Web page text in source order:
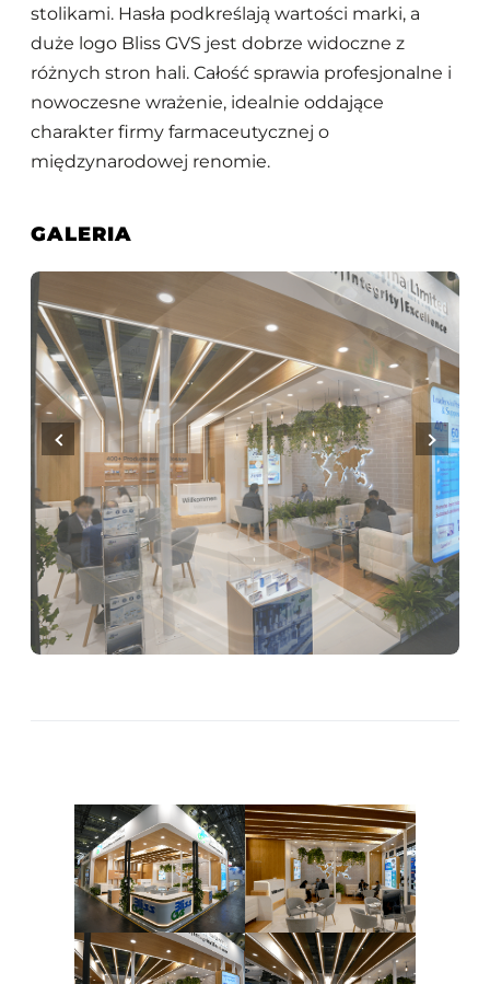
stolikami. Hasła podkreślają wartości marki, a
duże logo Bliss GVS jest dobrze widoczne z
różnych stron hali. Całość sprawia profesjonalne i
nowoczesne wrażenie, idealnie oddające
charakter firmy farmaceutycznej o
międzynarodowej renomie.
GALERIA